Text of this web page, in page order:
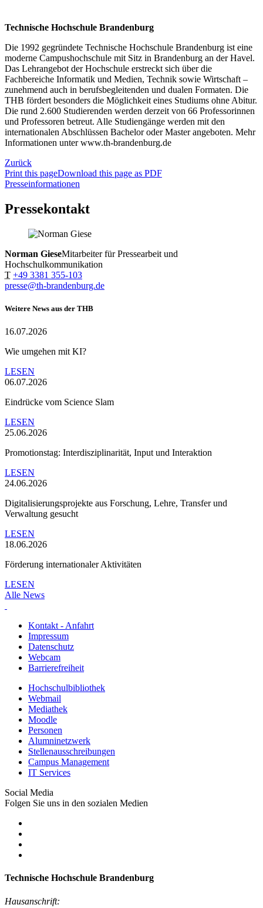
Technische Hochschule Brandenburg
Die 1992 gegründete Technische Hochschule Brandenburg ist eine
moderne Campushochschule mit Sitz in Brandenburg an der Havel.
Das Lehrangebot der Hochschule erstreckt sich über die
Fachbereiche Informatik und Medien, Technik sowie Wirtschaft –
zunehmend auch in berufsbegleitenden und dualen Formaten. Die
THB fördert besonders die Möglichkeit eines Studiums ohne Abitur.
Die rund 2.600 Studierenden werden derzeit von 66 Professorinnen
und Professoren betreut. Alle Studiengänge werden mit den
internationalen Abschlüssen Bachelor oder Master angeboten. Mehr
Informationen unter www.th-brandenburg.de
Zurück
Print this pageDownload this page as PDF
Presseinformationen
Pressekontakt
Norman GieseMitarbeiter für Pressearbeit und
Hochschulkommunikation
T +49 3381 355-103
presse@th-brandenburg.de
Weitere News aus der THB
16.07.2026
Wie umgehen mit KI?
LESEN
06.07.2026
Eindrücke vom Science Slam
LESEN
25.06.2026
Promotionstag: Interdisziplinarität, Input und Interaktion
LESEN
24.06.2026
Digitalisierungsprojekte aus Forschung, Lehre, Transfer und
Verwaltung gesucht
LESEN
18.06.2026
Förderung internationaler Aktivitäten
LESEN
Alle News
Kontakt - Anfahrt
Impressum
Datenschutz
Webcam
Barrierefreiheit
Hochschulbibliothek
Webmail
Mediathek
Moodle
Personen
Alumninetzwerk
Stellenausschreibungen
Campus Management
IT Services
Social Media
Folgen Sie uns in den sozialen Medien
Technische Hochschule Brandenburg
Hausanschrift: